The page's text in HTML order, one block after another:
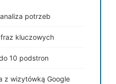
potrzeb
kluczowych
10 podstron
z wizytówką Google